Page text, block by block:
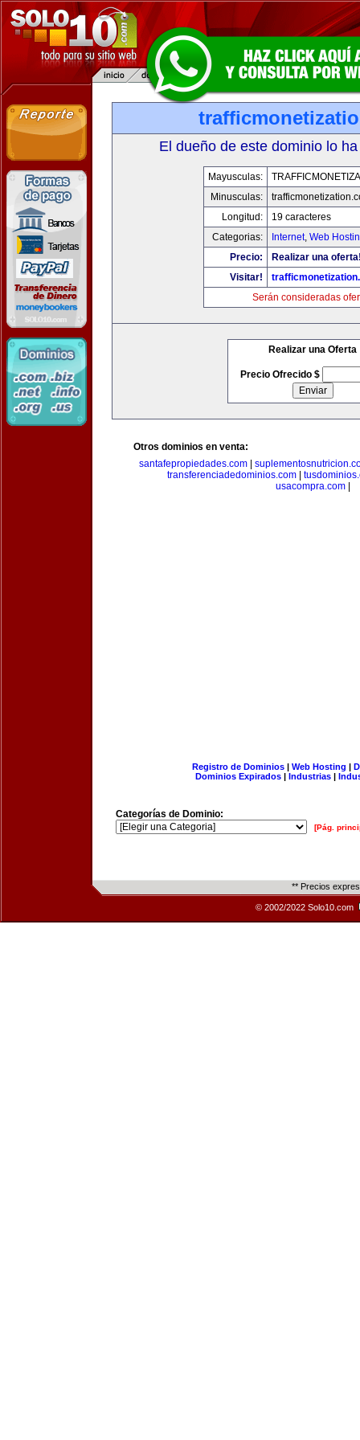
El dueño de este dominio lo
Mayusculas:
Minusculas:
Longitud:
19 caracteres
Categorias:
Internet, Web
Precio:
Realizar una
Visitar!
Serán consideradas
Realizar una Oferta
Precio Ofrecido $
Otros dominios en venta:
santafepropiedades.com|
transferenciadedominios.com|
usacompra.com|
Registro de Dominios| Web Hosting |
Dominios Expirados | Industrias |
Categorías de Dominio:
[Pág.
** Precios
© 2002/2022 Solo10.com